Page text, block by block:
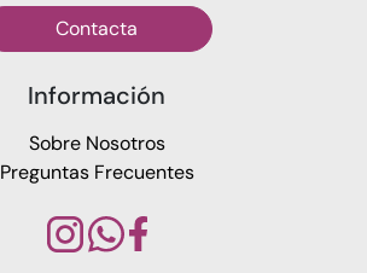
Contacta
Información
Sobre Nosotros
Preguntas Frecuentes